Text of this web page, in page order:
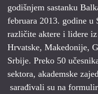
godišnjem sastanku
februara 2013. godine
različite aktere i lidere
Hrvatske, Makedonije,
Srbije. Preko 50
sektora, akademske
sarađivali su na